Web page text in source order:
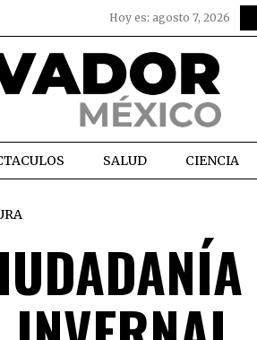
Hoy es: agosto 7, 2026
SALUD CIENCIA